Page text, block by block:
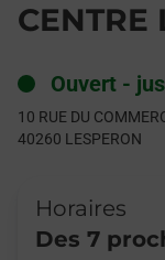
CENTRE
Ouvert -
10 RUE DU
40260 LESPERON
Horaires
Des 7